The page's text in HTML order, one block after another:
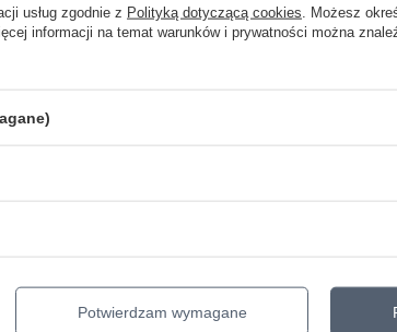
który pozwala wejść w świat gitary elektrycznej
Symbol GRG120QASPBKG
KATEGORIA
GITARY
usług zgodnie z Polityką dotyczącą cookies . Możesz
informacji na temat warunków i prywatności można
Potwierdzam wymagane